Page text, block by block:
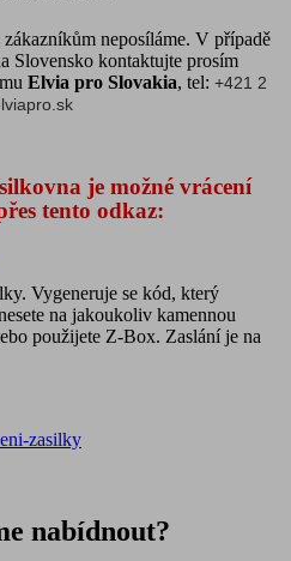
neposíláme. V případě
Slovensko kontaktujte prosím
Elvia pro Slovakia, tel: +421 2
je možné vrácení
tento odkaz:
Vygeneruje se kód, který
na jakoukoliv kamennou
použijete Z-Box. Zaslání je na
zasilky
nabídnout?